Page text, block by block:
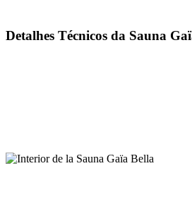
Detalhes Técnicos da Sauna